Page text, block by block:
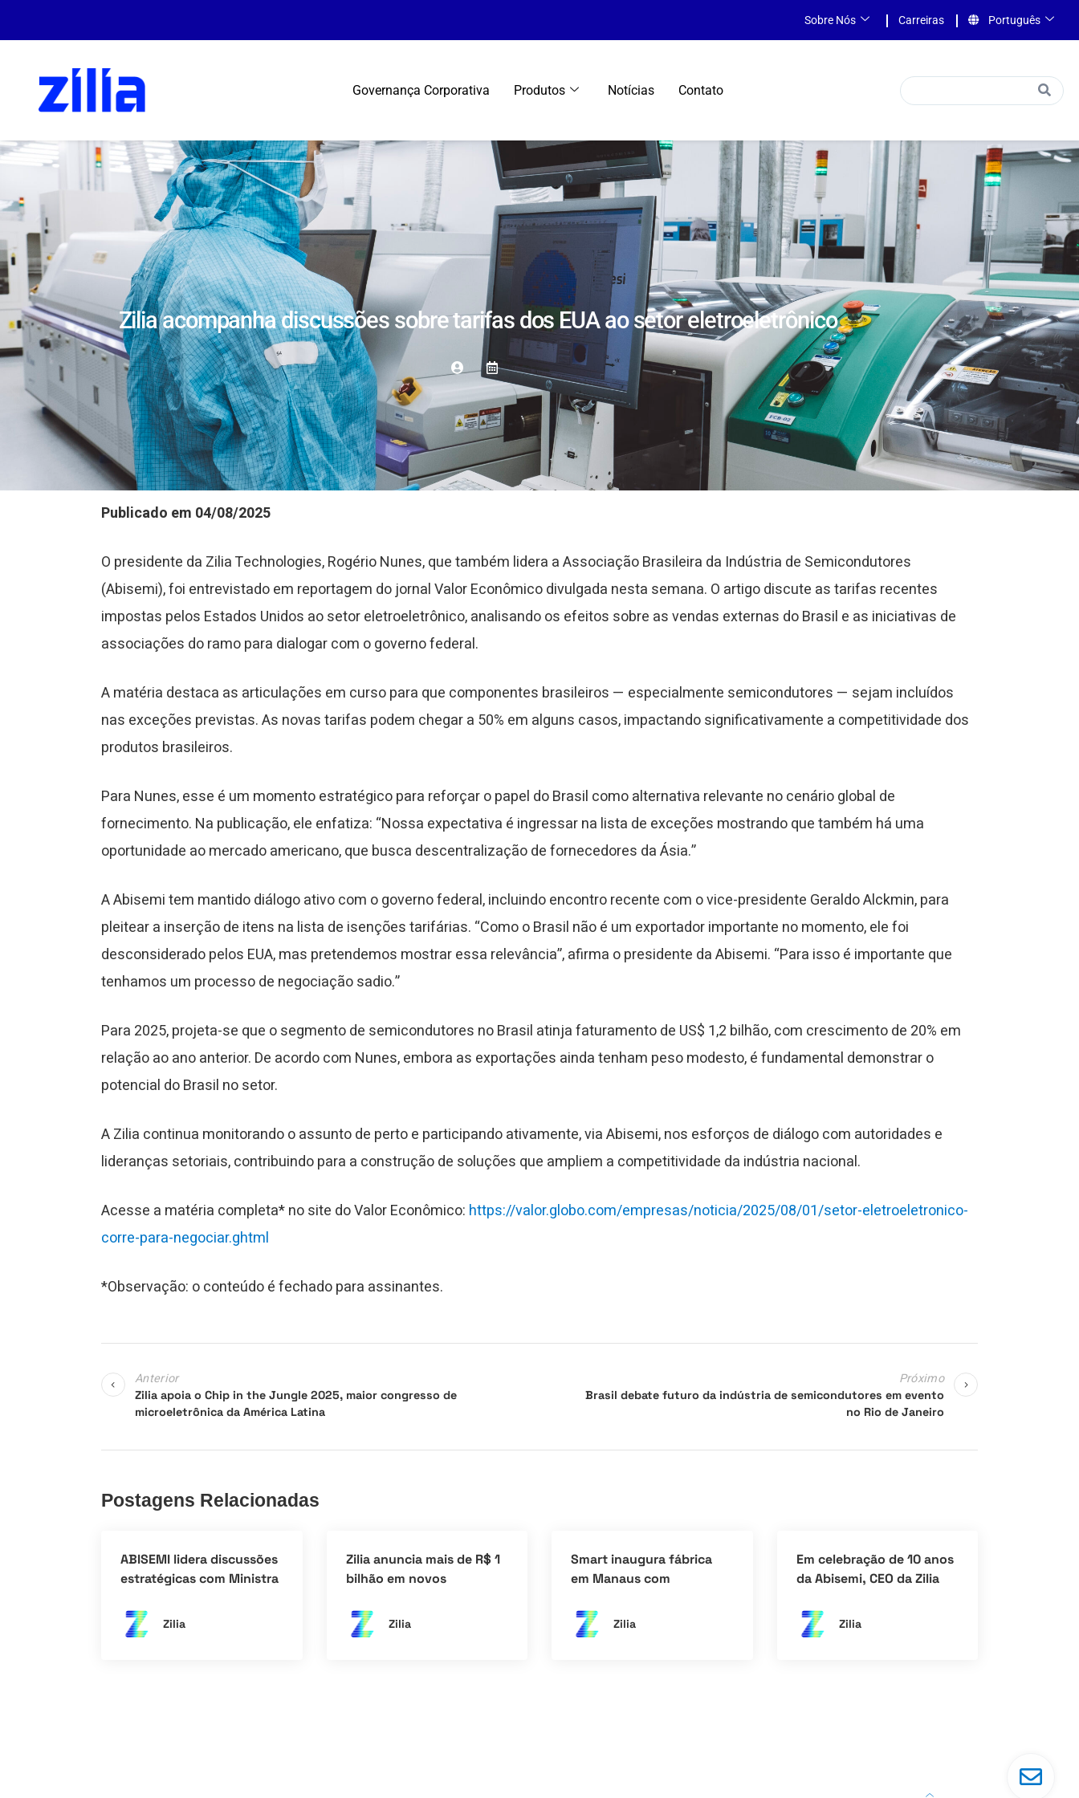
Sobre Nós Carreiras Português
Governança Corporativa Produtos Notícias Contato
Zilia acompanha discussões sobre tarifas dos EUA ao setor eletroeletrônico
Publicado em 04/08/2025
O presidente da Zilia Technologies, Rogério Nunes, que também lidera a Associação Brasileira da Indústria de Semicondutores
(Abisemi), foi entrevistado em reportagem do jornal Valor Econômico divulgada nesta semana. O artigo discute as tarifas recentes
impostas pelos Estados Unidos ao setor eletroeletrônico, analisando os efeitos sobre as vendas externas do Brasil e as iniciativas de
associações do ramo para dialogar com o governo federal.
A matéria destaca as articulações em curso para que componentes brasileiros — especialmente semicondutores — sejam incluídos
nas exceções previstas. As novas tarifas podem chegar a 50% em alguns casos, impactando significativamente a competitividade dos
produtos brasileiros.
Para Nunes, esse é um momento estratégico para reforçar o papel do Brasil como alternativa relevante no cenário global de
fornecimento. Na publicação, ele enfatiza: “Nossa expectativa é ingressar na lista de exceções mostrando que também há uma
oportunidade ao mercado americano, que busca descentralização de fornecedores da Ásia.”
A Abisemi tem mantido diálogo ativo com o governo federal, incluindo encontro recente com o vice-presidente Geraldo Alckmin, para
pleitear a inserção de itens na lista de isenções tarifárias. “Como o Brasil não é um exportador importante no momento, ele foi
desconsiderado pelos EUA, mas pretendemos mostrar essa relevância”, afirma o presidente da Abisemi. “Para isso é importante que
tenhamos um processo de negociação sadio.”
Para 2025, projeta-se que o segmento de semicondutores no Brasil atinja faturamento de US$ 1,2 bilhão, com crescimento de 20% em
relação ao ano anterior. De acordo com Nunes, embora as exportações ainda tenham peso modesto, é fundamental demonstrar o
potencial do Brasil no setor.
A Zilia continua monitorando o assunto de perto e participando ativamente, via Abisemi, nos esforços de diálogo com autoridades e
lideranças setoriais, contribuindo para a construção de soluções que ampliem a competitividade da indústria nacional.
Acesse a matéria completa* no site do Valor Econômico: https://valor.globo.com/empresas/noticia/2025/08/01/setor-eletroeletronico-
corre-para-negociar.ghtml
*Observação: o conteúdo é fechado para assinantes.
Anterior
Zilia apoia o Chip in the Jungle 2025, maior congresso de
microeletrônica da América Latina
Próximo
Brasil debate futuro da indústria de semicondutores em evento
no Rio de Janeiro
Postagens Relacionadas
ABISEMI lidera discussões
estratégicas com Ministra
Zilia
Zilia anuncia mais de R$ 1
bilhão em novos
até 2030Zilia
Smart inaugura fábrica
em Manaus com
150 milhões
Zilia
Em celebração de 10 anos
da Abisemi, CEO da Zilia
positivo da indústria de
semicondutores no Brasil
Zilia